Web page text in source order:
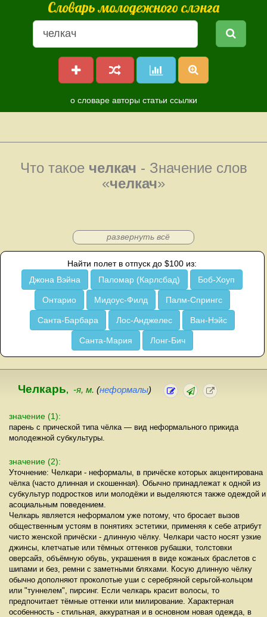
Словарь молодежного слэнга
о словаре авторы статьи ссылки
Что такое челкач - Значение слов
«челкач»
развернуть всё
Найти полет в отпуск до $100 из:
Джона Вэйна
Паломар (Карлсбад) Боб-Хоуп
Онтарио Мидоус-Филд Палм-Спрингс
Санта-Барбара Лос-Анджелес Ван-Нэйс
Санта-Мария Лонг-Бич
Челкарь, -я, м. (неформалы)
значение (1):
парень с прической типа чёлка — вид неформального прикида
молодежной субкультуры.
значение (2):
Уточнение: Челкари - неформалы, в причёске которых акцентирована
чёлка (часто длинная и скошенная). Обычно принадлежат к одной из
субкультур подростков или молодёжи и выделяются также одеждой и
асоциальным поведением.
Челкарь является неформалом уже потому, что бросает вызов
общественным устоям в понятиях эстетики, применяя к себе атрибут
чисто женской причёски - длинную чёлку. Челкари часто носят узкие
джинсы, клетчатые или тёмных оттенков рубашки, толстовки
оверсайз, объёмную обувь, украшения в виде кожаных браслетов с
шипами и без, ремни с заметными бляхами. Косую длинную чёлку
обычно дополняют проколотые уши с серебряной серьгой-кольцом
или "туннелем", пирсинг. Если челкарь красит волосы, то
предпочитает тёмные оттенки или милирование. Характерная
особенность - стильная, аккуратная и в основном новая одежда, в